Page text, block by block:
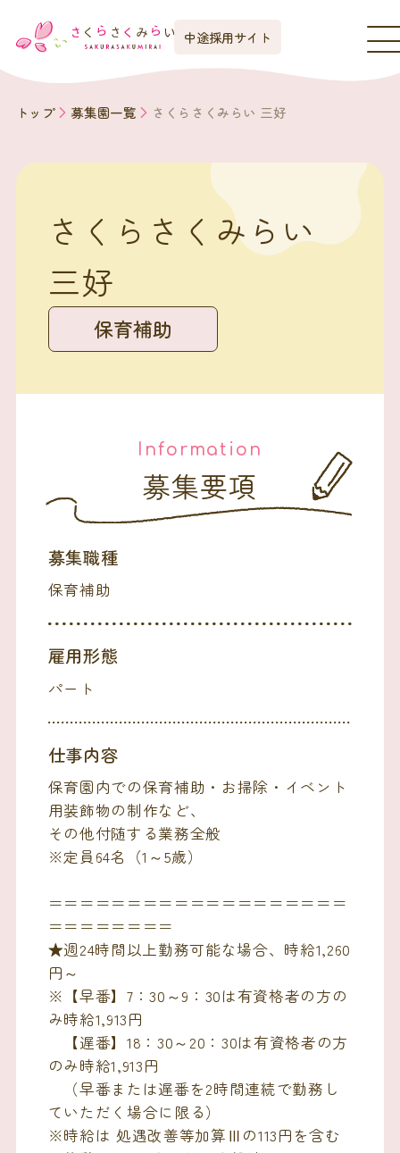
中途採用サイト
トップ 募集園一覧 さくらさくみらい 三好
さくらさくみらい
三好
保育補助
Information
募集要項
募集職種
保育補助
雇用形態
パート
仕事内容
保育園内での保育補助・お掃除・イベント
用装飾物の制作など、
その他付随する業務全般
※定員64名（1～5歳）
＝＝＝＝＝＝＝＝＝＝＝＝＝＝＝＝＝＝＝
＝＝＝＝＝＝＝＝
★週24時間以上勤務可能な場合、時給1,260
円～
※【早番】7：30～9：30は有資格者の方の
み時給1,913円
【遅番】18：30～20：30は有資格者の方
のみ時給1,913円
（早番または遅番を2時間連続で勤務し
ていただく場合に限る）
※時給は 処遇改善等加算Ⅲの113円を含む